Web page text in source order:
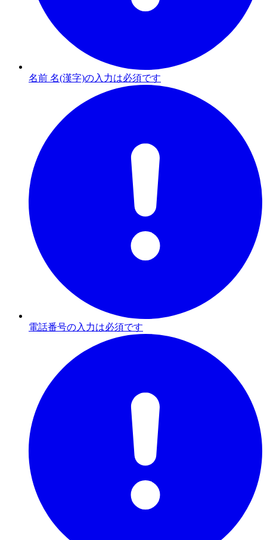
名前 名(漢字)の入力は必須です
電話番号の入力は必須です